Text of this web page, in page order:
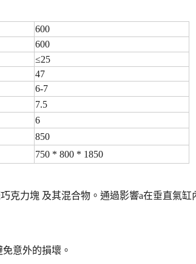
600
600
≤25
47
6-7
7.5
6
850
750 * 800 * 1850
克力塊 及其混合物。通過影響a在垂直氣缸
免意外的損壞。